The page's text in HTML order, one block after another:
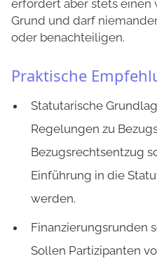
erfordert aber stets einen
Grund und darf
oder benachteiligen.
Praktische
Statutarische
Regelungen zu
Bezugsrechtsentzug
Einführung in die
werden.
Finanzierungsrunden
Sollen Partizipanten